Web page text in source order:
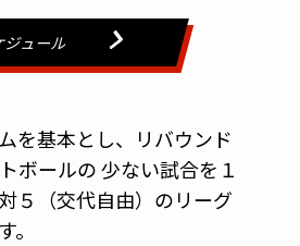
ジュール
を基本とし、リバウンド
ボールの 少ない試合を１
５（交代自由）のリーグ
。